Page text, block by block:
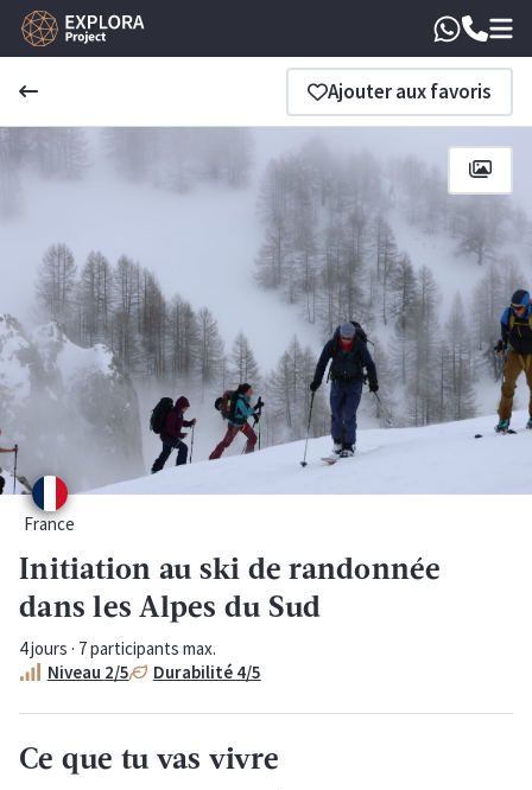
Ajouter aux favoris
France
Initiation au ski de randonnée
dans les Alpes du Sud
4jours · 7participants max.
Niveau 2/5 Durabilité 4/5
Ce que tu vas vivre